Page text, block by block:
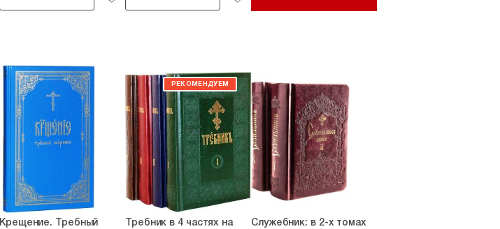
Крещение. Требный
Требник в 4 частях на
Служебник: в 2-х томах